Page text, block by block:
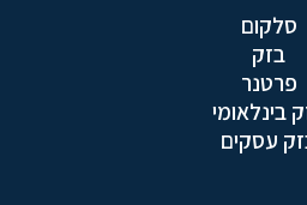
סלקום
בזק
פרטנר
בינלאומי
עסקים